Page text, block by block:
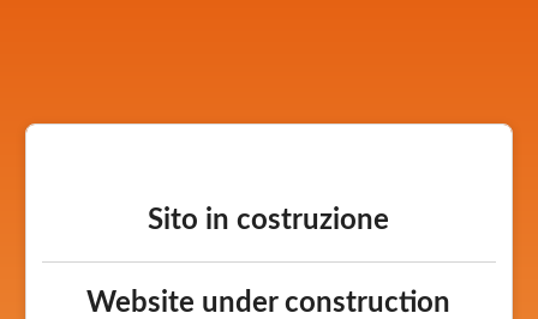
Sito in costruzione
Website under construction